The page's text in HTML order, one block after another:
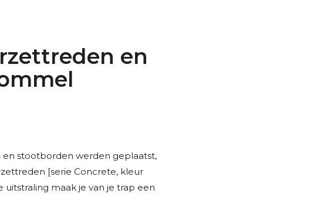
en
en stootborden werden geplaatst,
[serie Concrete, kleur
maak je van je trap een